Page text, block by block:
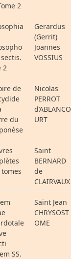
2
2
Gerardus
(Gerrit)
Joannes
VOSSIUS
de
du
Nicolas
PERROT
d’ABLANCO
URT
Saint
BERNARD
de
CLAIRVAUX
SS.
Saint Jean
CHRYSOST
OME